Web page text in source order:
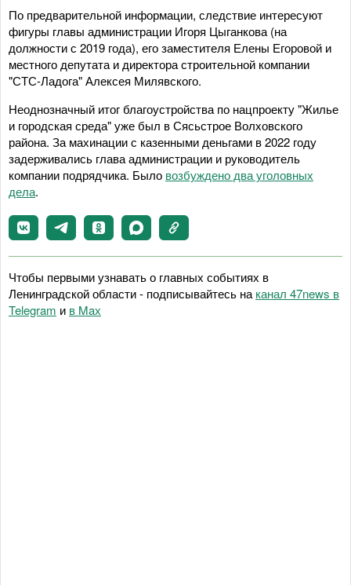
По предварительной информации, следствие интересуют
фигуры главы администрации Игоря Цыганкова (на
должности с 2019 года), его заместителя Елены Егоровой и
местного депутата и директора строительной компании
"СТС-Ладога" Алексея Милявского.
Неоднозначный итог благоустройства по нацпроекту "Жилье
и городская среда" уже был в Сясьстрое Волховского
района. За махинации с казенными деньгами в 2022 году
задерживались глава администрации и руководитель
компании подрядчика. Было возбуждено два уголовных
дела.
Чтобы первыми узнавать о главных событиях в
Ленинградской области - подписывайтесь на канал 47news в
Telegram и в Maх